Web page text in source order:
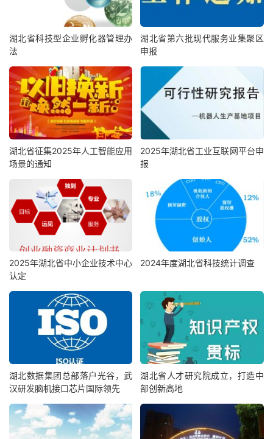
湖北省科技型企业孵化器管理办
法
湖北省第六批现代服务业集聚区
申报
湖北省征集2025年人工智能应用
场景的通知
2025年湖北省工业互联网平台申
报
2025年湖北省中小企业技术中心
认定
2024年度湖北省科技统计调查
湖北数据集团总部落户光谷，武
汉研发脑机接口芯片国际领先
湖北省人才研究院成立，打造中
部创新高地